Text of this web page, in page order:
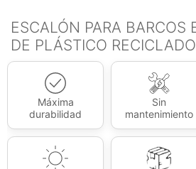
ESCALÓN PARA BARCOS
DE PLÁSTICO RECICLADO
Máxima
durabilidad
Sin
mantenimiento